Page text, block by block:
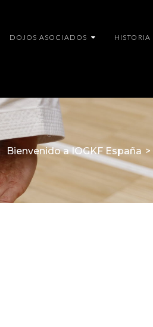
DOJOS ASOCIADOS HISTORIA
Bienvenido a IOGKF España >